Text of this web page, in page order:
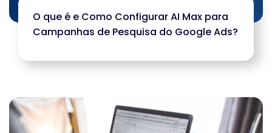
O que é e Como Configurar AI Max para
Campanhas de Pesquisa do Google Ads?